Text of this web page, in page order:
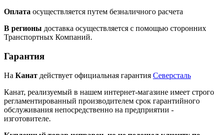
Оплата осуществляется путем безналичного расчета
В регионы доставка осуществляется с помощью сторонних
Транспортных Компаний.
Гарантия
На Канат действует официальная гарантия Северсталь
Канат, реализуемый в нашем интернет-магазине имеет строго
регламентированный производителем срок гарантийного
обслуживания непосредственно на предприятии -
изготовителе.